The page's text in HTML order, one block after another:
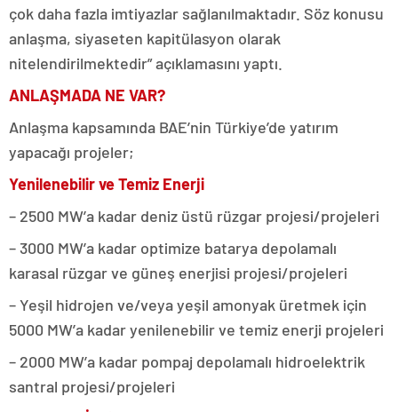
çok daha fazla imtiyazlar sağlanılmaktadır. Söz konusu
anlaşma, siyaseten kapitülasyon olarak
nitelendirilmektedir” açıklamasını yaptı.
ANLAŞMADA NE VAR?
Anlaşma kapsamında BAE’nin Türkiye’de yatırım
yapacağı projeler;
Yenilenebilir ve Temiz Enerji
– 2500 MW’a kadar deniz üstü rüzgar projesi/projeleri
– 3000 MW’a kadar optimize batarya depolamalı
karasal rüzgar ve güneş enerjisi projesi/projeleri
– Yeşil hidrojen ve/veya yeşil amonyak üretmek için
5000 MW’a kadar yenilenebilir ve temiz enerji projeleri
– 2000 MW’a kadar pompaj depolamalı hidroelektrik
santral projesi/projeleri